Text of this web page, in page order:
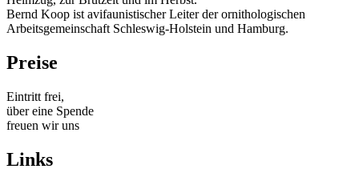
Bernd Koop ist avifaunistischer Leiter der ornithologischen
Arbeitsgemeinschaft Schleswig-Holstein und Hamburg.
Preise
Eintritt frei,
über eine Spende
freuen wir uns
Links